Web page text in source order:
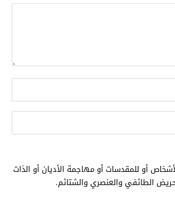
أو للمقدسات أو مهاجمة الأديان أو الذات
الطائفي والعنصري والشتائم.